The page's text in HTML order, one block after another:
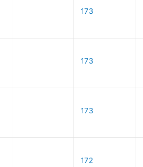
173
173
173
172